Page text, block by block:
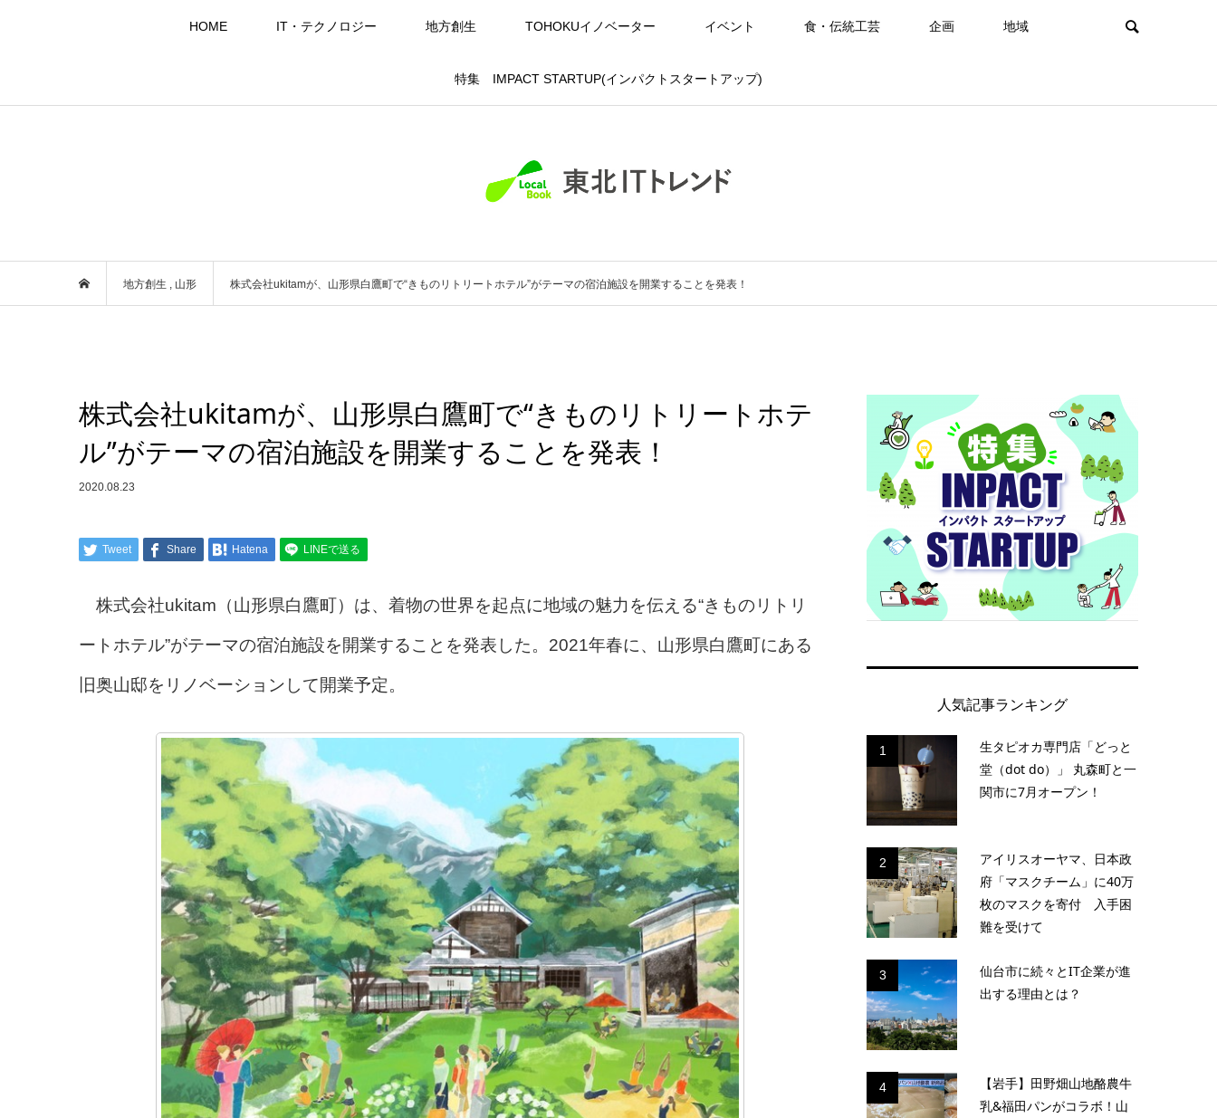
HOME IT・テクノロジー 地方創生 TOHOKUイノベーター イベント 食・伝統工芸 企画 地域
特集 IMPACT STARTUP(インパクトスタートアップ)
地方創生 山形 株式会社ukitamが、山形県白鷹町で“きものリトリートホテル”がテーマの宿泊施設を開業することを発表！
株式会社ukitamが、山形県白鷹町で“きものリトリートホテ
ル”がテーマの宿泊施設を開業することを発表！
2020.08.23
Tweet Share Hatena LINEで送る
株式会社ukitam（山形県白鷹町）は、着物の世界を起点に地域の魅力を伝える“きものリトリ
ートホテル”がテーマの宿泊施設を開業することを発表した。2021年春に、山形県白鷹町にある
旧奥山邸をリノベーションして開業予定。
人気記事ランキング
1
生タピオカ専門店「どっと
堂（dot do）」 丸森町と一
関市に7月オープン！
2
アイリスオーヤマ、日本政
府「マスクチーム」に40万
枚のマスクを寄付 入手困
難を受けて
3
仙台市に続々とIT企業が進
出する理由とは？
4
【岩手】田野畑山地酪農牛
乳&福田パンがコラボ！山